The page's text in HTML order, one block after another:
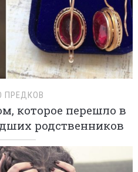
ПРЕДКОВ
которое перешло в
родственников